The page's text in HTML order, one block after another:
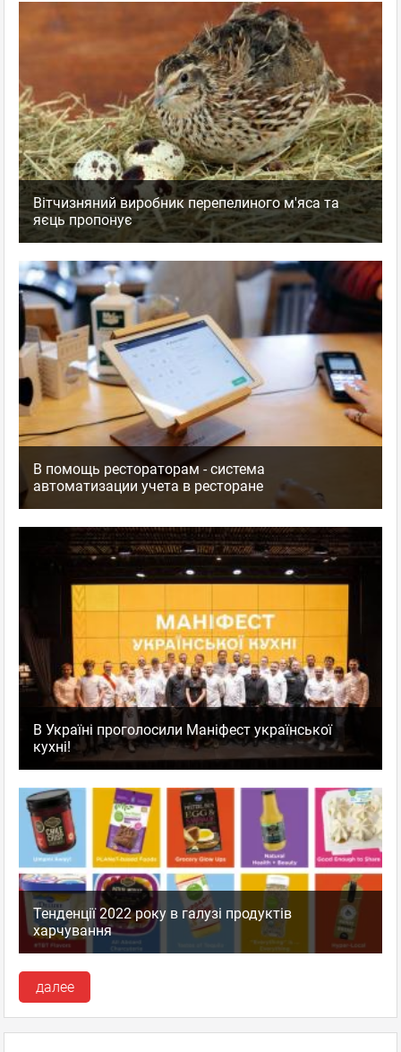
Вітчизняний виробник перепелиного м'яса та
яєць пропонує
В помощь рестораторам - система
автоматизации учета в ресторане
В Україні проголосили Маніфест української
кухні!
Тенденції 2022 року в галузі продуктів
харчування
далее